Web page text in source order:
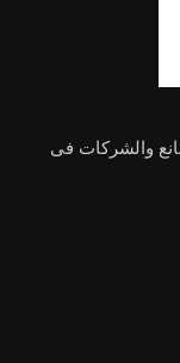
والشركات فى